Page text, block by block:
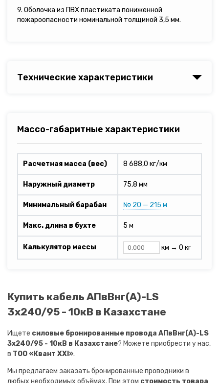
9. Оболочка из ПВХ пластиката пониженной
пожароопасности номинальной толщиной 3,5 мм.
Технические характеристики
Массо-габаритные характеристики
Расчетная масса (вес) 8 688,0 кг/км
Наружный диаметр 75,8 мм
Минимальный барабан № 20 — 215 м
Макс. длина в бухте 5 м
Калькулятор массы км → 0 кг
Купить кабель АПвВнг(A)-LS
3х240/95 - 10кВ в Казахстане
Ищете силовые бронированные провода АПвВнг(A)-LS
3х240/95 - 10кВ в Казахстане? Можете приобрести у нас,
в ТОО «Квант XXI».
Мы предлагаем заказать бронированные проводники в
любых необходимых объёмах. При этом стоимость товара